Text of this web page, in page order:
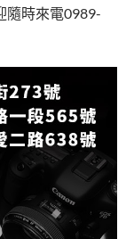
隨時來電0989-